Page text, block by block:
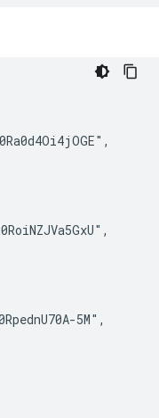
5M",